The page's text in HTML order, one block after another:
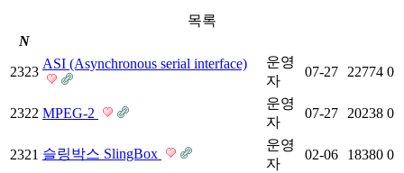
목록
N
2323
ASI (Asynchronous serial interface)
운영
자
07-27 22774 0
2322 MPEG-2
운영
자
07-27 20238 0
2321 슬링박스 SlingBox
운영
자
02-06 18380 0